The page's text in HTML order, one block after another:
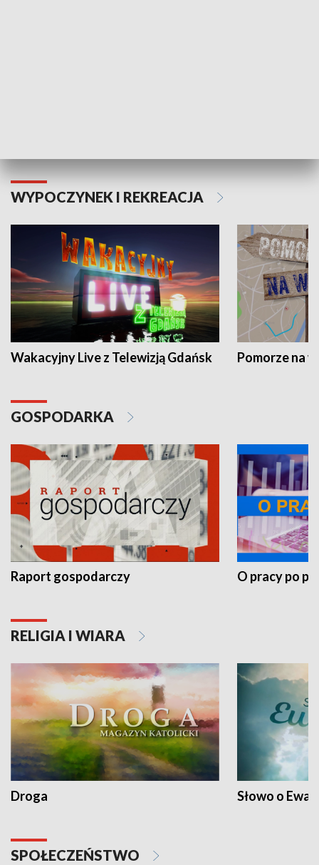
WYPOCZYNEK I REKREACJA
Wakacyjny Live z Telewizją Gdańsk Pomorze na
GOSPODARKA
Raport gospodarczy O pracy po
RELIGIA I WIARA
Droga Słowo o
SPOŁECZEŃSTWO